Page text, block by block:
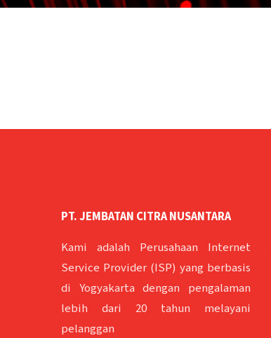
PT. JEMBATAN CITRA NUSANTARA
Kami adalah Perusahaan Internet
Service Provider (ISP) yang berbasis
di Yogyakarta dengan pengalaman
lebih dari 20 tahun melayani
pelanggan